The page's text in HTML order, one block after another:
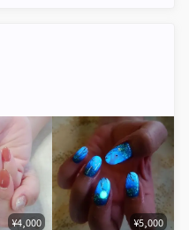
¥4,000 ¥5,000